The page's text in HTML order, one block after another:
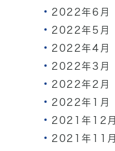
2022年6月
2022年5月
2022年4月
2022年3月
2022年2月
2022年1月
2021年12月
2021年11月